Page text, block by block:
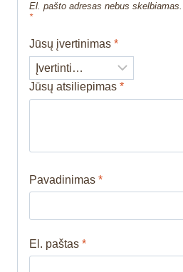
El. pašto adresas nebus skelbiamas.
*
Jūsų įvertinimas *
Jūsų atsiliepimas *
Pavadinimas *
El. paštas *